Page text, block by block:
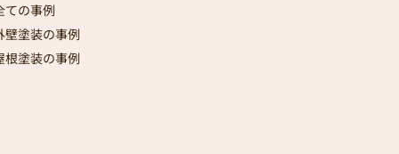
ての事例
壁塗装の事例
根塗装の事例